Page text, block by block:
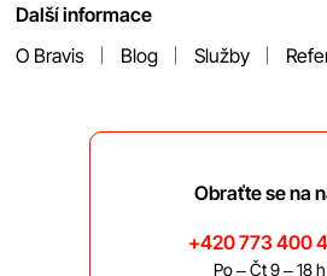
Další informace
O Bravis
Blog Služby
Obraťte se na
+420 773 400
Po – Čt 9 – 18 h